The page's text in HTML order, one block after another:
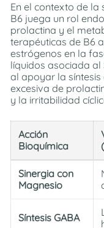
En el contexto de la
B6 juega un rol
prolactina y el
terapéuticas de B6
estrógenos en la
líquidos asociada al
al apoyar la
excesiva de
y la irritabilidad
Acción
Bioquímica
Sinergia con
Magnesio
Síntesis GABA